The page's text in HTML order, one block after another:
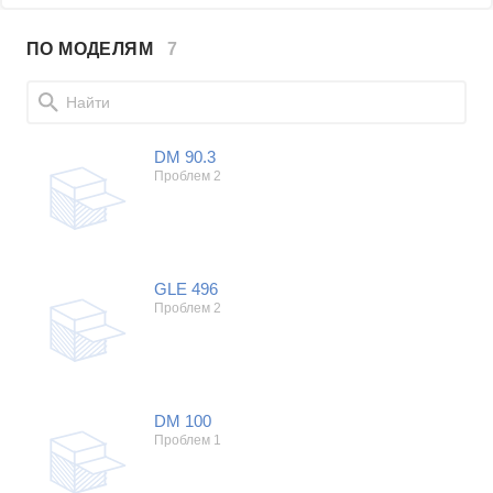
Samsung
Bosch
Asus
Indesit
JBL
Проблемы по категориям
Акустические системы
Сотовые телефоны
Стиральные машины
Планшеты
Ноутбуки
ПО МОДЕЛЯМ7
DM 90.3
Проблем 2
GLE 496
Проблем 2
DM 100
Проблем 1